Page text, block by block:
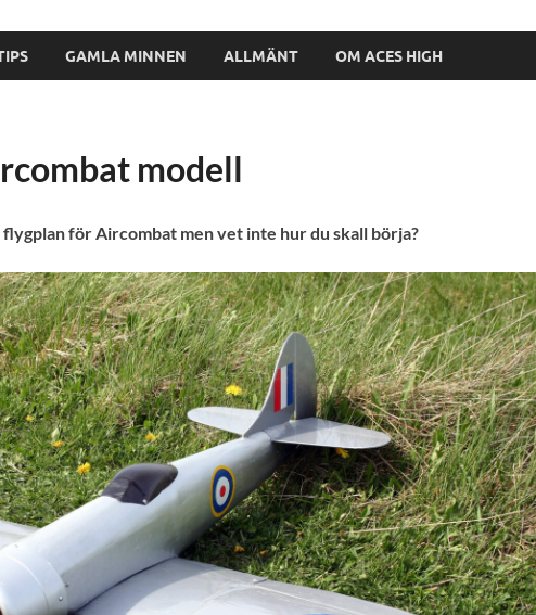
GAMLA MINNEN ALLMÄNT OM ACES HIGH
modell
för Aircombat men vet inte hur du skall börja?